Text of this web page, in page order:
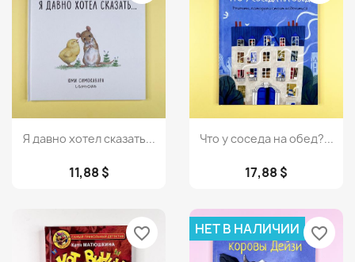
Просмотр
Я давно хотел сказать...
11,88 $
Просмотр
Что у соседа на обед?...
17,88 $
favorite_border НЕТ В НАЛИЧИИ favorite_border